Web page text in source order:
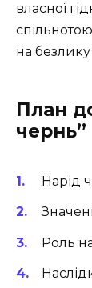
власної
на
План
чернь”
Нарід
Роль